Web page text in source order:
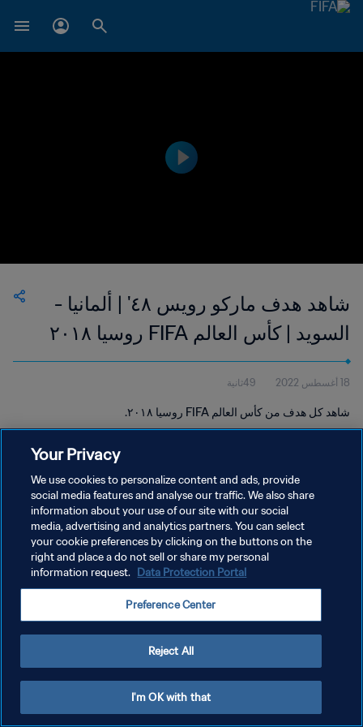
شاهد هدف ماركو رويس ٤٨' | ألمانيا -
السويد | كأس العالم FIFA روسيا ٢٠١٨
18 أغسطس 2022 49ثانية
شاهد كل هدف من كأس العالم FIFA روسيا ٢٠١٨.
سياسة الخصوصية
شروط الخدمة
إدارة تفضيلات ملفات تعريف الارتباط
Your Privacy
We use cookies to personalize content and ads, provide
social media features and analyse our traffic. We also share
information about your use of our site with our social
media, advertising and analytics partners. You can select
your cookie preferences by clicking on the buttons on the
right and place a do not sell or share my personal
information request. Data Protection Portal
Preference Center
Reject All
I'm OK with that